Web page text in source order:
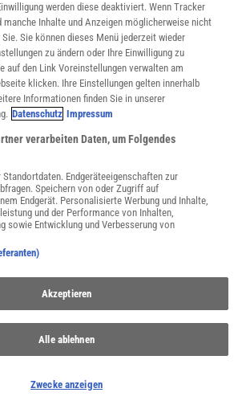
NACH OBEN
Shop und am Kiosk:
werden diese deaktiviert. Wenn Tracker
Inhalte und Anzeigen möglicherweise nicht
Sie können dieses Menü jederzeit wieder
zu ändern oder Ihre Einwilligung zu
auf den Link Voreinstellungen verwalten am
klicken. Ihre Einstellungen gelten innerhalb
Informationen finden Sie in unserer
Datenschutz Impressum
verarbeiten Daten, um Folgendes
Standortdaten. Endgeräteeigenschaften zur
Speichern von oder Zugriff auf
Endgerät. Personalisierte Werbung und Inhalte,
und der Performance von Inhalten,
sowie Entwicklung und Verbesserung von
Akzeptieren
Alle ablehnen
Zwecke anzeigen